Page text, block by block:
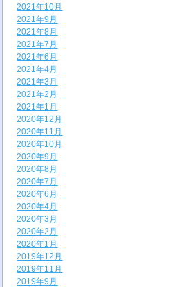
2021年10月
2021年9月
2021年8月
2021年7月
2021年6月
2021年4月
2021年3月
2021年2月
2021年1月
2020年12月
2020年11月
2020年10月
2020年9月
2020年8月
2020年7月
2020年6月
2020年4月
2020年3月
2020年2月
2020年1月
2019年12月
2019年11月
2019年9月